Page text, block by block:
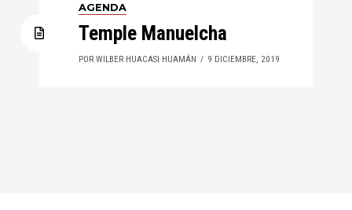
AGENDA
Temple Manuelcha
POR WILBER HUACASI HUAMÁN 9 DICIEMBRE, 2019